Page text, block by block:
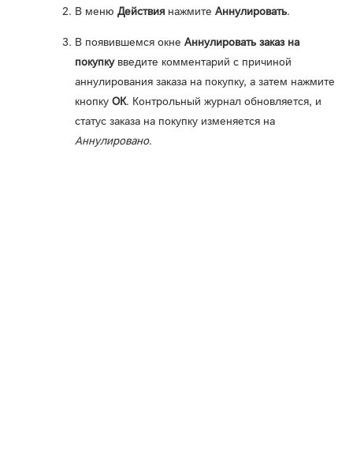
В меню Действия нажмите Аннулировать.
В появившемся окне Аннулировать заказ на
покупкувведите комментарий с причиной
аннулирования заказа на покупку, а затем нажмите
кнопку ОК. Контрольный журнал обновляется, и
статус заказа на покупку изменяется на
Аннулировано.